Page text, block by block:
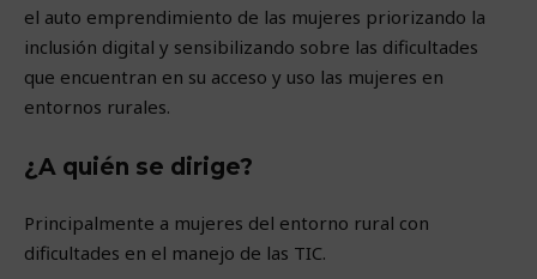
el auto emprendimiento de las mujeres priorizando la
inclusión digital y sensibilizando sobre las dificultades
que encuentran en su acceso y uso las mujeres en
entornos rurales.
¿A quién se dirige?
Principalmente a mujeres del entorno rural con
dificultades en el manejo de las TIC.